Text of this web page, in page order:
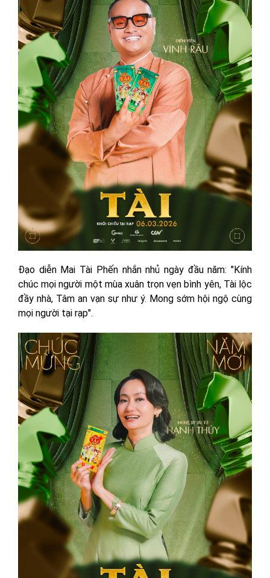
Đạo diễn Mai Tài Phến nhắn nhủ ngày đầu năm: "Kính
chúc mọi người một mùa xuân trọn vẹn bình yên, Tài lộc
đầy nhà, Tâm an vạn sự như ý. Mong sớm hội ngộ cùng
mọi người tại rạp".